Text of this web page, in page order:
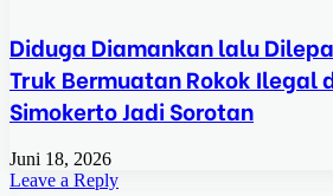
Diduga Diamankan lalu
Truk Bermuatan Rokok Ilegal
Simokerto Jadi Sorotan
Juni 18, 2026
Leave a Reply